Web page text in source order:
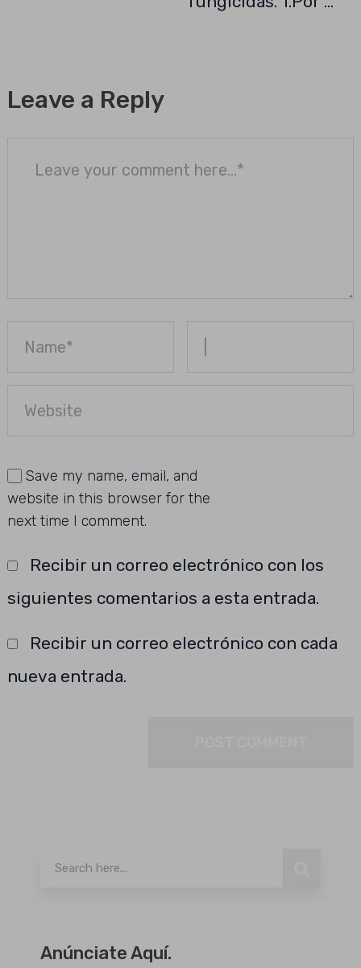
Leave a Reply
Save my name, email, and
website in this browser for the
next time I comment.
Recibir un correo electrónico con los
siguientes comentarios a esta entrada.
Recibir un correo electrónico con cada
nueva entrada.
Anúnciate Aquí.